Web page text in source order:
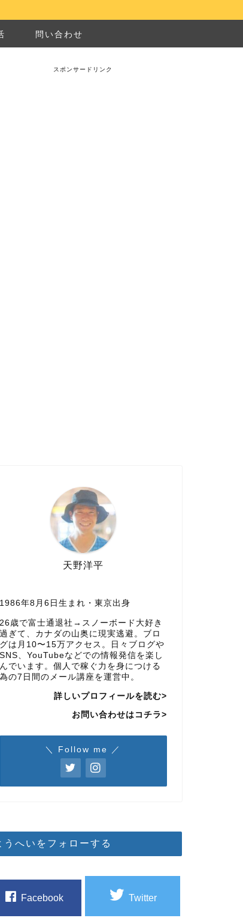
問い合わせ
スポンサードリンク
天野洋平
1986年8月6日生まれ・東京出身
26歳で富士通退社→スノーボード大好き
過ぎて、カナダの山奥に現実逃避。ブロ
グは月10〜15万アクセス。日々ブログや
SNS、YouTubeなどでの情報発信を楽し
んでいます。個人で稼ぐ力を身につける
為の7日間のメール講座を運営中。
詳しいプロフィールを読む>
お問い合わせはコチラ>
＼ Follow me ／
うへいをフォローする
Facebook Twitter